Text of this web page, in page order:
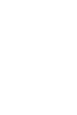
AlSi-
und WIG-